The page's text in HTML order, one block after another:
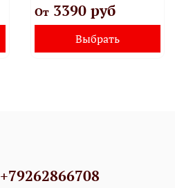
От3390 руб
Выбрать
+79262866708